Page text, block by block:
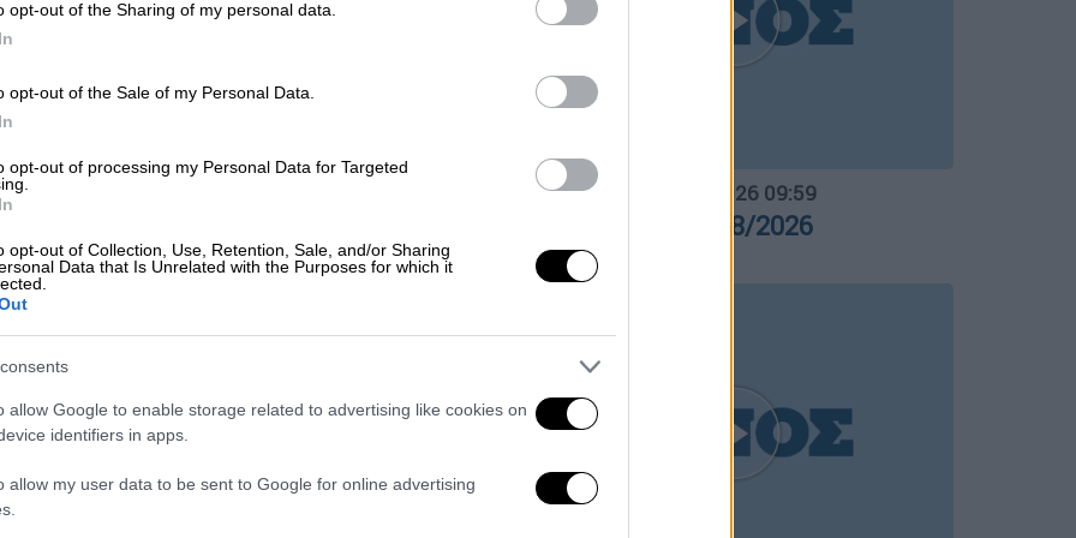
opt-out of the Sharing of my personal data.
opt-out of the Sale of my Personal Data.
opt-out of processing my Personal Data for Targeted
opt-out of Collection, Use, Retention, Sale, and/or Sharing
Data that Is Unrelated with the Purposes for which it
allow Google to enable storage related to advertising like cookies on
identifiers in apps.
allow my user data to be sent to Google for online advertising
Μέσα σε μόλις δέκα μέρες προβολής
Τεχνολογία |22.11.2025 15:02
inside joke της Apple στο Search
κυκλοφορία της ανάμεσα στις
δημοφιλέστερες σειρές που
07.08.2026 18:59
Βοιωτία: Προφυλακίστηκαν 3
κατηγορούμενοι για τη φωτιά
07.08.2026 19:46
Αθλητικό δελτίο ειδήσεων
07/08/2026